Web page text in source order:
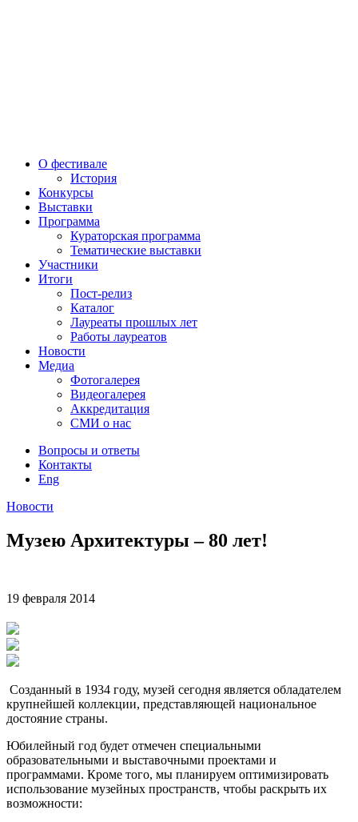
О фестивале
История
Конкурсы
Выставки
Программа
Кураторская программа
Тематические выставки
Участники
Итоги
Пост-релиз
Каталог
Лауреаты прошлых лет
Работы лауреатов
Новости
Медиа
Фотогалерея
Видеогалерея
Аккредитация
СМИ о нас
Вопросы и ответы
Контакты
Eng
Новости
Музею Архитектуры – 80 лет!
19 февраля 2014
Созданный в 1934 году, музей сегодня является обладателем
крупнейшей коллекции, представляющей национальное
достояние страны.
Юбилейный год будет отмечен специальными
образовательными и выставочными проектами и
программами. Кроме того, мы планируем оптимизировать
использование музейных пространств, чтобы раскрыть их
возможности: